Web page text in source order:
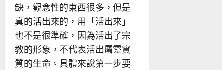
缺，觀念性的東西很多，但是
真的活出來的，用「活出來」
也不是很準確，因為活出了宗
教的形象，不代表活出屬靈實
質的生命。具體來說第一步要